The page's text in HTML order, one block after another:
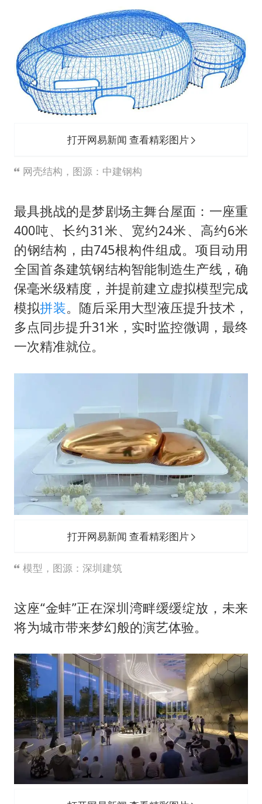
打开网易新闻 查看精彩图片
网壳结构，图源：中建钢构
最具挑战的是梦剧场主舞台屋面：一座重
400吨、长约31米、宽约24米、高约6米
的钢结构，由745根构件组成。项目动用
全国首条建筑钢结构智能制造生产线，确
保毫米级精度，并提前建立虚拟模型完成
模拟拼装。随后采用大型液压提升技术，
多点同步提升31米，实时监控微调，最终
一次精准就位。
打开网易新闻 查看精彩图片
模型，图源：深圳建筑
这座“金蚌”正在深圳湾畔缓缓绽放，未来
将为城市带来梦幻般的演艺体验。